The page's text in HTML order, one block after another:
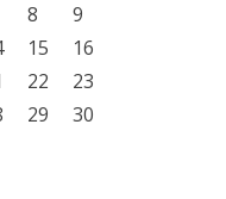
8
9
15
16
22
23
29
30